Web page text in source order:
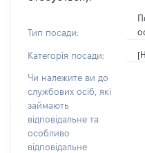
Тип посади:
Категорія посади:
Чи належите ви до
службових осіб, які
займають
відповідальне та
особливо
відповідальне